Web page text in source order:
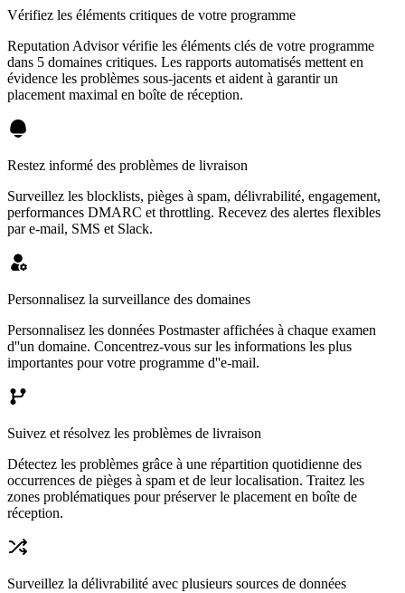
Vérifiez les éléments critiques de votre programme
Reputation Advisor vérifie les éléments clés de votre programme
dans 5 domaines critiques. Les rapports automatisés mettent en
évidence les problèmes sous-jacents et aident à garantir un
placement maximal en boîte de réception.
Restez informé des problèmes de livraison
Surveillez les blocklists, pièges à spam, délivrabilité, engagement,
performances DMARC et throttling. Recevez des alertes flexibles
par e-mail, SMS et Slack.
Personnalisez la surveillance des domaines
Personnalisez les données Postmaster affichées à chaque examen
d''un domaine. Concentrez-vous sur les informations les plus
importantes pour votre programme d''e-mail.
Suivez et résolvez les problèmes de livraison
Détectez les problèmes grâce à une répartition quotidienne des
occurrences de pièges à spam et de leur localisation. Traitez les
zones problématiques pour préserver le placement en boîte de
réception.
Surveillez la délivrabilité avec plusieurs sources de données